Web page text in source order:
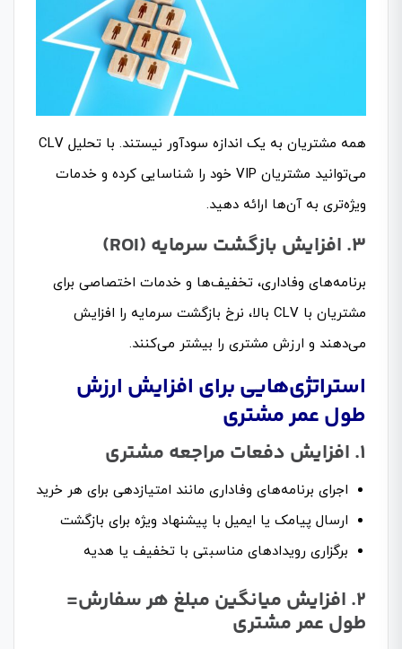
همه مشتریان به یک اندازه سودآور نیستند. با تحلیل CLV
می‌توانید مشتریان VIP خود را شناسایی کرده و خدمات
ویژه‌تری به آن‌ها ارائه دهید.
۳. افزایش بازگشت سرمایه (ROI)
برنامه‌های وفاداری، تخفیف‌ها و خدمات اختصاصی برای
مشتریان با CLV بالا، نرخ بازگشت سرمایه را افزایش
می‌دهند و ارزش مشتری را بیشتر می‌کنند.
استراتژی‌هایی برای افزایش ارزش
طول عمر مشتری
۱. افزایش دفعات مراجعه مشتری
اجرای برنامه‌های وفاداری مانند امتیازدهی برای هر خرید
ارسال پیامک یا ایمیل با پیشنهاد ویژه برای بازگشت
برگزاری رویدادهای مناسبتی با تخفیف یا هدیه
۲. افزایش میانگین مبلغ هر سفارش=
طول عمر مشتری